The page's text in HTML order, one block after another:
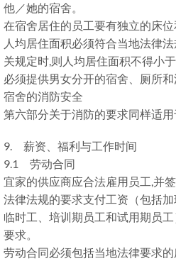
他／她的宿舍。
在宿舍居住的员工要有独立的床位
人均居住面积必须符合当地法律
关规定时,则人均居住面积不得小于
必须提供男女分开的宿舍、厕所和
宿舍的消防安全
第六部分关于消防的要求同样适用
9. 薪资、福利与工作时间
9.1 劳动合同
宜家的供应商应合法雇用员工,并
法律法规的要求支付工资（包括
临时工、培训期员工和试用期员
要求。
劳动合同必须包括当地法律要求